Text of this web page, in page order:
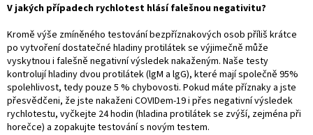
V jakých případech rychlotest hlásí falešnou negativitu?
Kromě výše zmíněného testování bezpříznakových osob příliš krátce
po vytvoření dostatečné hladiny protilátek se výjimečně může
vyskytnou i falešně negativní výsledek nakaženým. Naše testy
kontrolují hladiny dvou protilátek (lgM a lgG), které mají společně 95%
spolehlivost, tedy pouze 5 % chybovosti. Pokud máte příznaky a jste
přesvědčeni, že jste nakaženi COVIDem-19 i přes negativní výsledek
rychlotestu, vyčkejte 24 hodin (hladina protilátek se zvýší, zejména při
horečce) a zopakujte testování s novým testem.